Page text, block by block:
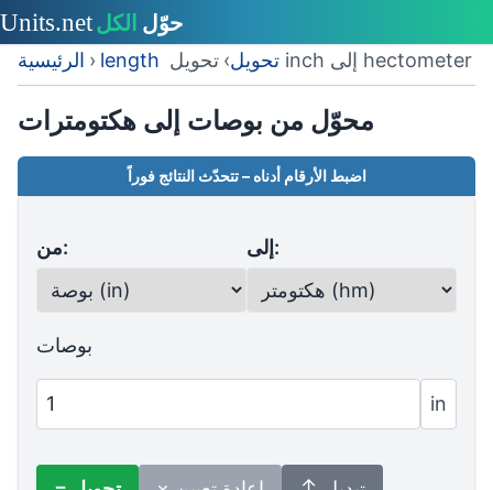
الرئيسية › length تحويل› تحويل inch إلى hectometer
محوّل من بوصات إلى هكتومترات
اضبط الأرقام أدناه – تتحدّث النتائج فوراً
من: إلى:
بوصات
in